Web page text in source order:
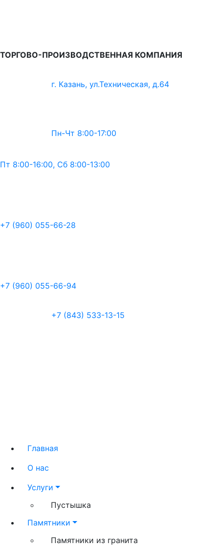
ТОРГОВО-ПРОИЗВОДСТВЕННАЯ КОМПАНИЯ
г. Казань, ул.Техническая, д.64
Пн-Чт 8:00-17:00
Пт 8:00-16:00, Сб 8:00-13:00
+7 (960) 055-66-28
+7 (960) 055-66-94
+7 (843) 533-13-15
Главная
О нас
Услуги
Пустышка
Памятники
Памятники из гранита